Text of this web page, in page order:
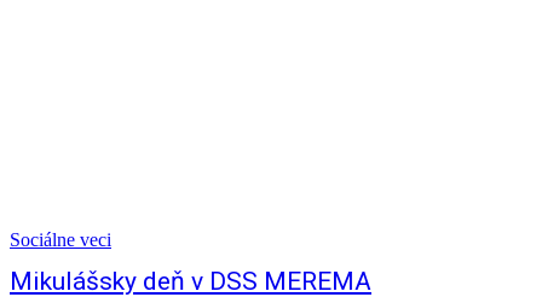
Sociálne veci
Mikulášsky deň v DSS MEREMA